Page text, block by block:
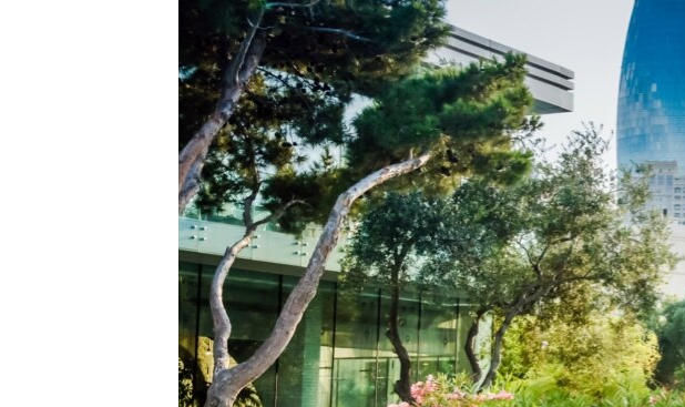
GENOCID U SREBRENICI
POPLAVE I KLIZIŠTA U BIH 2024.
TRI DECENIJE OD RATA U BIH